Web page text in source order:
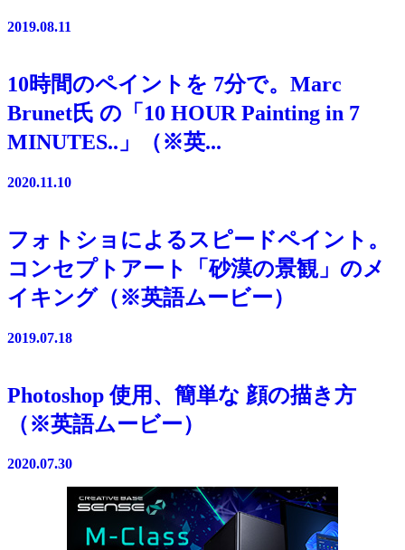
2019.08.11
10時間のペイントを 7分で。Marc
Brunet氏 の「10 HOUR Painting in 7
MINUTES..」（※英...
2020.11.10
フォトショによるスピードペイント。
コンセプトアート「砂漠の景観」のメ
イキング（※英語ムービー）
2019.07.18
Photoshop 使用、簡単な 顔の描き方
（※英語ムービー）
2020.07.30